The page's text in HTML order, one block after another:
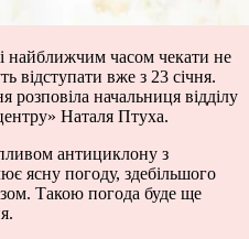
найближчим часом чекати не
відступати вже з 23 січня.
розповіла начальниця відділу
Наталя Птуха.
антициклону з
ясну погоду, здебільшого
Такою погода буде ще